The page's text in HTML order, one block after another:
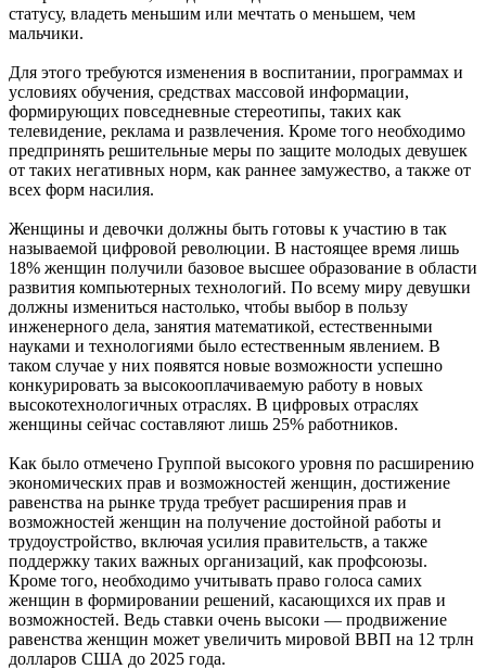
статусу, владеть меньшим или мечтать о меньшем, чем
мальчики.
Для этого требуются изменения в воспитании, программах и
условиях обучения, средствах массовой информации,
формирующих повседневные стереотипы, таких как
телевидение, реклама и развлечения. Кроме того необходимо
предпринять решительные меры по защите молодых девушек
от таких негативных норм, как раннее замужество, а также от
всех форм насилия.
Женщины и девочки должны быть готовы к участию в так
называемой цифровой революции. В настоящее время лишь
18% женщин получили базовое высшее образование в области
развития компьютерных технологий. По всему миру девушки
должны измениться настолько, чтобы выбор в пользу
инженерного дела, занятия математикой, естественными
науками и технологиями было естественным явлением. В
таком случае у них появятся новые возможности успешно
конкурировать за высокооплачиваемую работу в новых
высокотехнологичных отраслях. В цифровых отраслях
женщины сейчас составляют лишь 25% работников.
Как было отмечено Группой высокого уровня по расширению
экономических прав и возможностей женщин, достижение
равенства на рынке труда требует расширения прав и
возможностей женщин на получение достойной работы и
трудоустройство, включая усилия правительств, а также
поддержку таких важных организаций, как профсоюзы.
Кроме того, необходимо учитывать право голоса самих
женщин в формировании решений, касающихся их прав и
возможностей. Ведь ставки очень высоки — продвижение
равенства женщин может увеличить мировой ВВП на 12 трлн
долларов США до 2025 года.